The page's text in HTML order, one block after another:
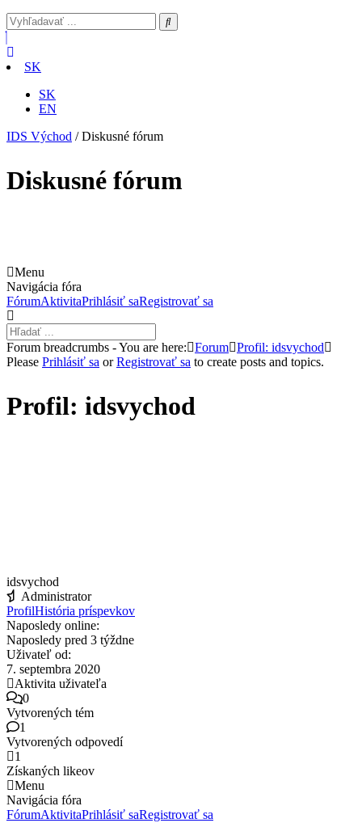
SK
SK
EN
IDS Východ /Diskusné fórum
Diskusné fórum
Menu
Navigácia fóra
FórumAktivitaPrihlásiť saRegistrovať sa
Forum breadcrumbs - You are here: Forum Profil: idsvychod
Please Prihlásiť sa orRegistrovať sa to create posts and topics.
Profil: idsvychod
idsvychod
Administrator
ProfilHistória príspevkov
Naposledy online:
Naposledy pred 3 týždne
Uživateľ od:
7. septembra 2020
Aktivita uživateľa
0
Vytvorených tém
1
Vytvorených odpovedí
1
Získaných likeov
Menu
Navigácia fóra
FórumAktivitaPrihlásiť saRegistrovať sa